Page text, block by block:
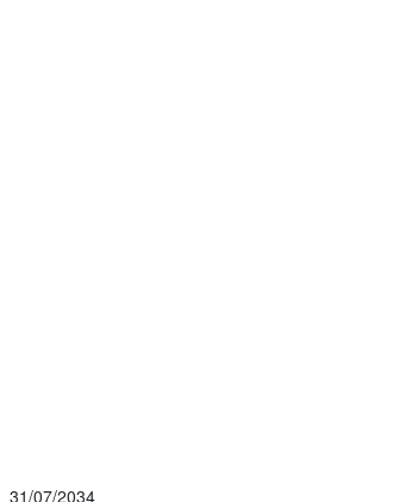
31/07/2034